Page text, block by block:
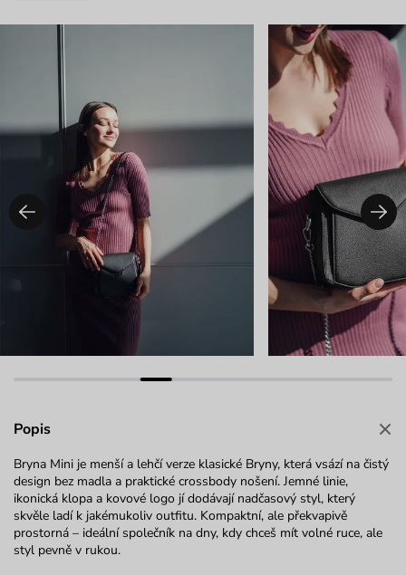
Popis
Bryna Mini je menší a lehčí verze klasické Bryny, která vsází na čistý
design bez madla a praktické crossbody nošení. Jemné linie,
ikonická klopa a kovové logo jí dodávají nadčasový styl, který
skvěle ladí k jakémukoliv outfitu. Kompaktní, ale překvapivě
prostorná – ideální společník na dny, kdy chceš mít volné ruce, ale
styl pevně v rukou.